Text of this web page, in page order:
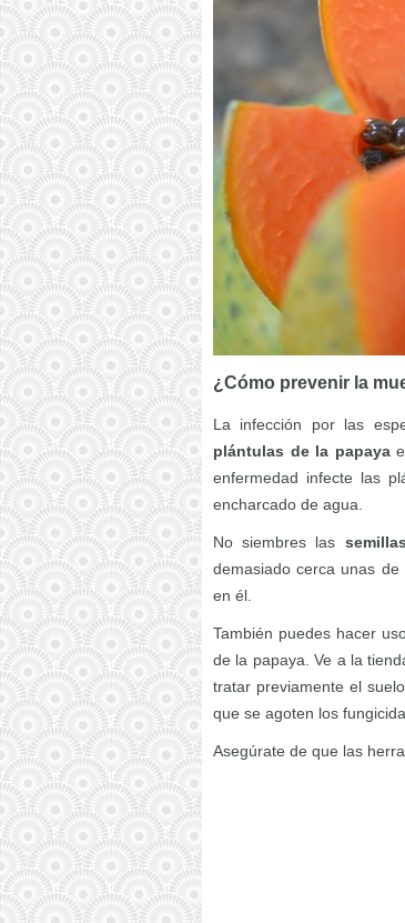
¿Cómo prevenir la
La infección por las
plántulas de la papaya
enfermedad infecte las
encharcado de agua.
No siembres las
demasiado cerca unas
en él.
También puedes hacer
de la papaya. Ve a la
tratar previamente el
que se agoten los
Asegúrate de que las